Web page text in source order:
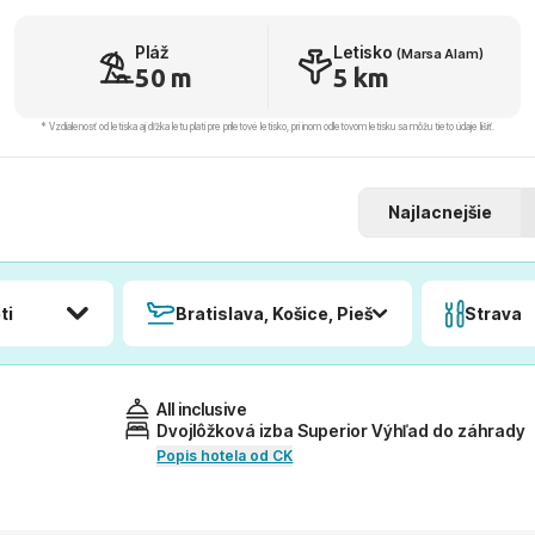
Pláž
50 m
Letisko (Marsa Alam)
5 km
* Vzdialenosť od letiska aj dľžka letu platí pre príletové letisko, pri inom odletovom letisku sa môžu tieto údaje líšiť.
Najlacnejšie
Bratislava, Košice, Piešťany, PopradStrava
All inclusive
Dvojlôžková izba Superior Výhľad do záhrady
Popis hotela od CK